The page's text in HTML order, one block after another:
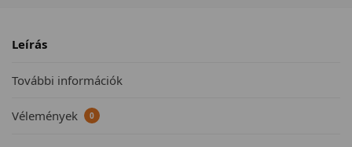
Leírás
További információk
Vélemények 0